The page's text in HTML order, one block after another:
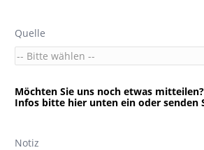
Quelle
Möchten Sie uns noch etwas
Infos bitte hier unten ein oder senden
Notiz